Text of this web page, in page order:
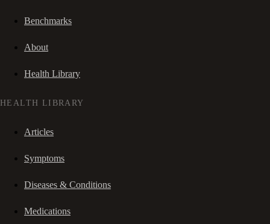
Benchmarks
About
Health Library
HEALTH LIBRARY
Articles
Symptoms
Diseases & Conditions
Medications